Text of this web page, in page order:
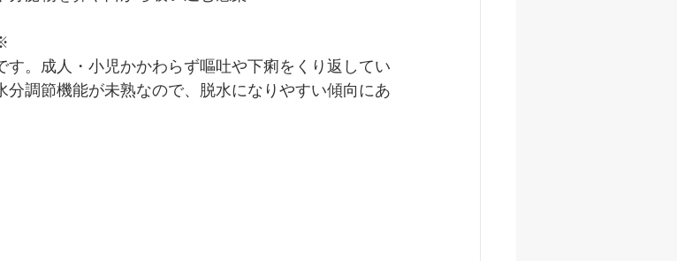
す。成人・小児かかわらず嘔吐や下痢をくり返してい
分調節機能が未熟なので、脱水になりやすい傾向にあ